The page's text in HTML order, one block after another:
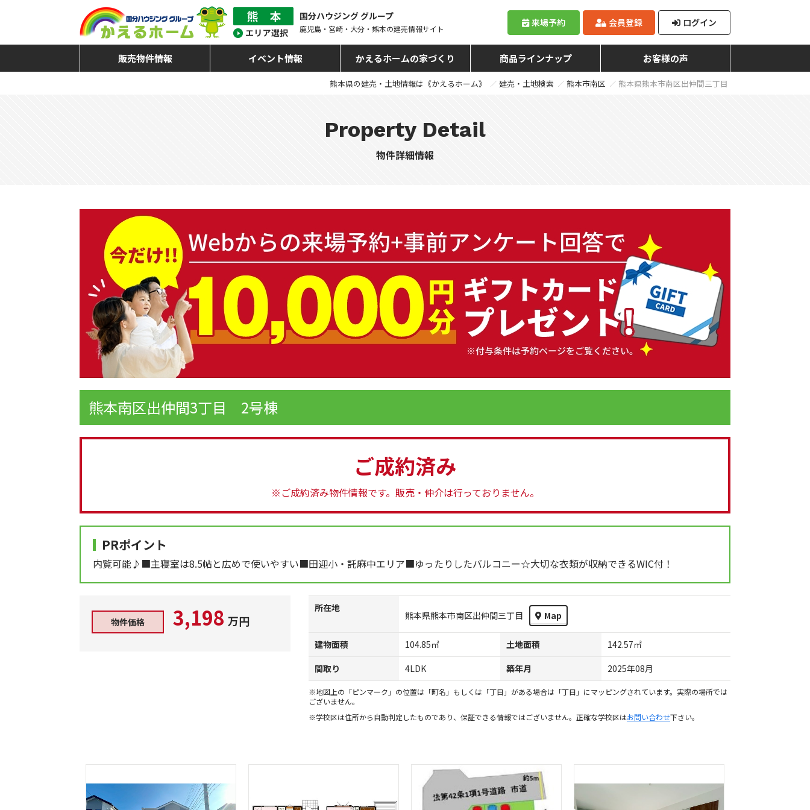
国分ハウジング グループ
鹿児島・宮崎・大分・熊本の建売情報サイト
来場予約 会員登録 ログイン
販売物件情報 イベント情報 かえるホームの家づくり 商品ラインナップ お客様の声
熊本県の建売・土地情報は《かえるホーム》 建売・土地検索 熊本市南区 熊本県熊本市南区出仲間三丁目
Property Detail
物件詳細情報
熊本南区出仲間3丁目 2号棟
ご成約済み
※ご成約済み物件情報です。 販売・仲介は行っておりません。
PRポイント
内覧可能♪■主寝室は8.5帖と広めで使いやすい■田迎小・託麻中エリア■ゆったりしたバルコニー☆大切な衣類が収納できるWIC付！
物件価格 3,198 万円
所在地
熊本県熊本市南区出仲間三丁目 Map
建物面積 104.85㎡ 土地面積
142.57㎡
間取り
4LDK 築年月 2025年08月
※地図上の「ピンマーク」の位置は「町名」もしくは「丁目」がある場合は「丁目」にマッピングされています。実際の場所では
ございません。
※学校区は住所から自動判定したものであり、保証できる情報ではございません。正確な学校区はお問い合わせ下さい。